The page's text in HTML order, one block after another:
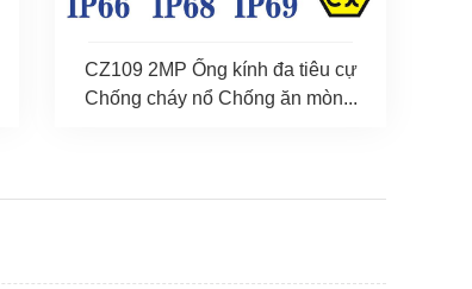
CZ109 2MP Ống kính đa tiêu cự
Chống cháy nổ Chống ăn mòn...